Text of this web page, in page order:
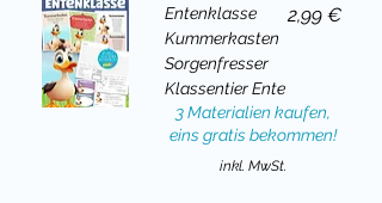
Entenklasse
Kummerkasten
Sorgenfresser
Klassentier Ente
Preis
2,99 €
3 Materialien kaufen,
eins gratis bekommen!
inkl. MwSt.